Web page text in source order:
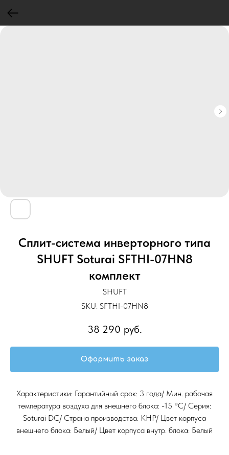
Сплит-система инверторного типа
SHUFT Soturai SFTHI-07HN8
комплект
SHUFT
SKU: SFTHI-07HN8
38 290 руб.
Оформить заказ
Характеристики: Гарантийный срок: 3 года/ Мин. рабочая
температура воздуха для внешнего блока: -15 °С/ Серия:
Soturai DC/ Страна производства: КНР/ Цвет корпуса
внешнего блока: Белый/ Цвет корпуса внутр. блока: Белый